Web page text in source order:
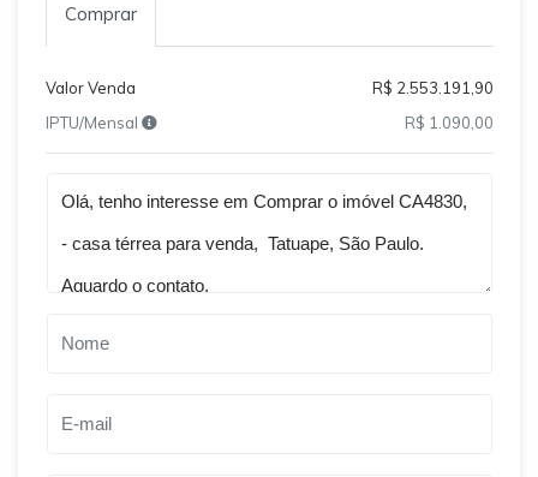
Comprar
Valor Venda
R$ 2.553.191,90
IPTU/Mensal
R$ 1.090,00